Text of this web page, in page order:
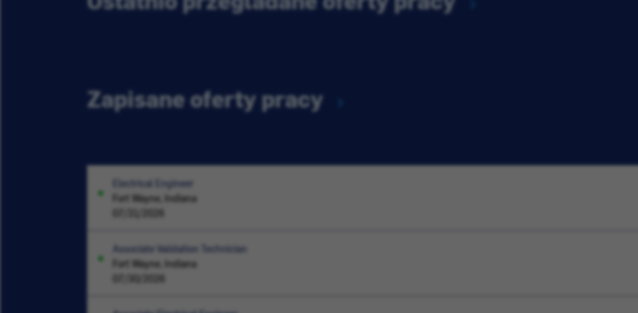
Zapisane oferty pracy
Electrical Engineer
Fort Wayne, Indiana
07/31/2026
Associate Validation Technician
Fort Wayne, Indiana
07/30/2026